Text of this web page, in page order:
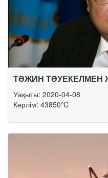
ТӘЖИН ТӘУЕКЕЛМЕН
Уақыты: 2020-04-08
Көрлім: 43850℃